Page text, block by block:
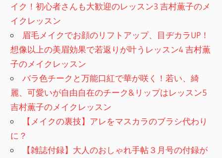
イク！初心者さんも大歓迎のレッスン3 吉村薫子のメ
イクレッスン
眉毛メイクでお顔のリフトアップ、目ヂカラUP！
想像以上の美眉効果で若返りが叶うレッスン4 吉村薫
子のメイクレッスン
バラ色チークと万能口紅で華が咲く！若い、綺
麗、可愛いが自由自在のチーク&リップはレッスン5
吉村薫子のメイクレッスン
【メイクの裏技】アレをマスカラのブラシ代わり
に？
【雑誌付録】大人のおしゃれ手帖３月号の付録が